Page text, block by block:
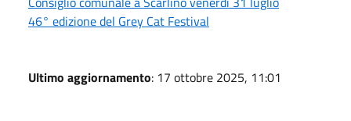
46° edizione del Grey Cat Festival
Ultimo aggiornamento: 17 ottobre 2025, 11:01